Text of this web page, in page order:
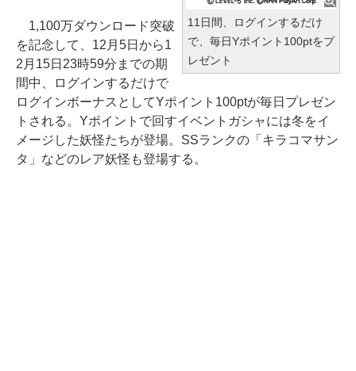
11日間、ログインするだけ
で、毎日Yポイント100ptをプ
レゼント
1,100万ダウンロード突破
を記念して、12月5日から1
2月15日23時59分までの期
間中、ログインするだけで
ログインボーナスとしてYポイント100ptが毎日プレゼン
トされる。Yポイントで回すイベントガシャには冬をイ
メージした妖怪たちが登場。SSランクの「キラコマサン
タ」などのレア妖怪も登場する。